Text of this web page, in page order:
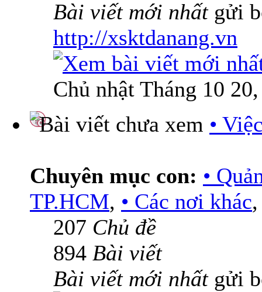
Bài viết mới nhấtgửi
http://xsktdanang.vn
Chủ nhật Tháng 10
•
Chuyên mục con: •
TP.HCM, • Các nơi khác
207 Chủ đề
894 Bài viết
Bài viết mới nhấtgửi